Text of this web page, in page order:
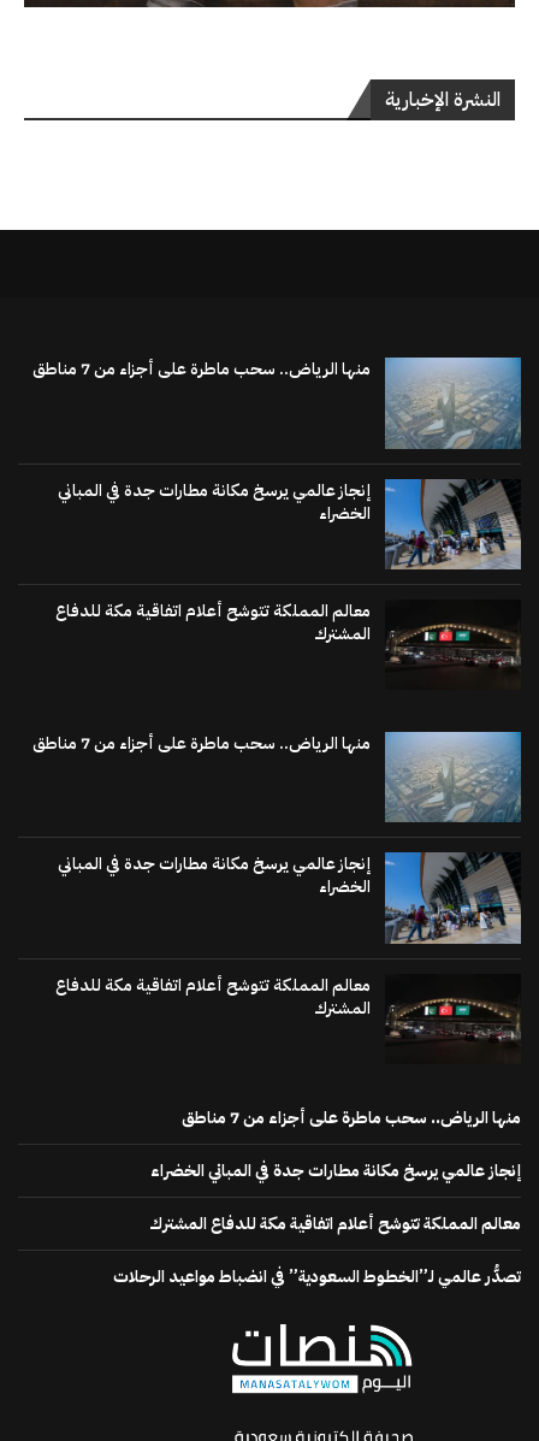
النشرة الإخبارية
منها الرياض.. سحب ماطرة على أجزاء من 7 مناطق
إنجاز عالمي يرسخ مكانة مطارات جدة في المباني
الخضراء
معالم المملكة تتوشح أعلام اتفاقية مكة للدفاع
المشترك
منها الرياض.. سحب ماطرة على أجزاء من 7 مناطق
إنجاز عالمي يرسخ مكانة مطارات جدة في المباني
الخضراء
معالم المملكة تتوشح أعلام اتفاقية مكة للدفاع
المشترك
منها الرياض.. سحب ماطرة على أجزاء من 7 مناطق
إنجاز عالمي يرسخ مكانة مطارات جدة في المباني الخضراء
معالم المملكة تتوشح أعلام اتفاقية مكة للدفاع المشترك
تصدُّر عالمي لـ”الخطوط السعودية” في انضباط مواعيد الرحلات